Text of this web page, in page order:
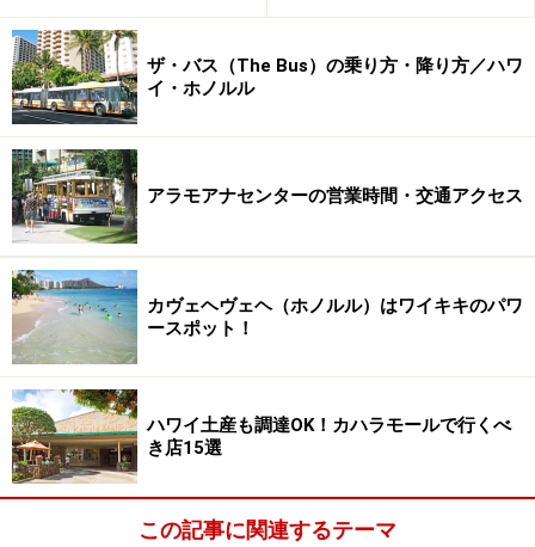
ザ・バス（The Bus）の乗り方・降り方／ハワ
イ・ホノルル
アラモアナセンターの営業時間・交通アクセス
カヴェヘヴェヘ（ホノルル）はワイキキのパワ
ースポット！
ハワイ土産も調達OK！カハラモールで行くべ
き店15選
この記事に関連するテーマ